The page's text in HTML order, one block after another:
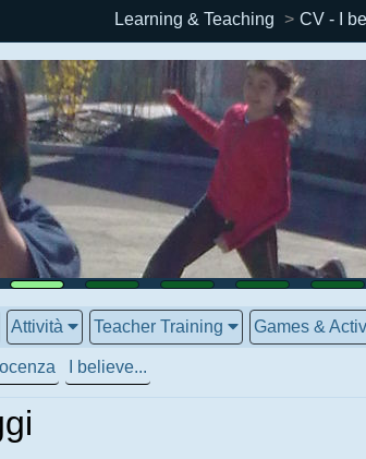
Learning & Teaching CV - I
Attività Teacher Training Games &
I believe...